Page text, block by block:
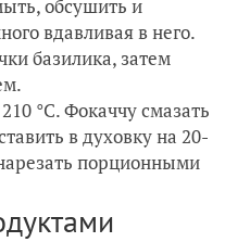
обсушить и
вдавливая в него.
базилика, затем
°С. Фокаччу смазать
в духовку на 20-
порционными